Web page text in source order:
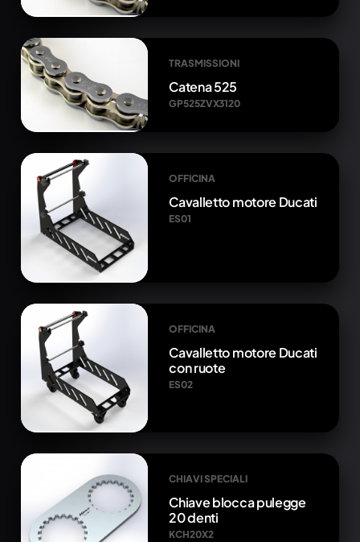
TRASMISSIONI
Catena 525
GP525ZVX3120
OFFICINA
Cavalletto motore Ducati
ES01
OFFICINA
Cavalletto motore Ducati
con ruote
ES02
CHIAVI SPECIALI
Chiave blocca pulegge
20 denti
KCH20X2